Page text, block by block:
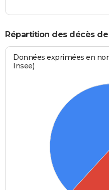
Répartition des décès de
Données exprimées en
Insee)